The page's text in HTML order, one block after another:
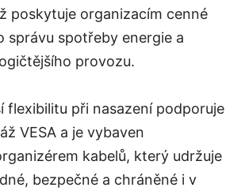
poskytuje organizacím cenné
správu spotřeby energie a
provozu.
flexibilitu při nasazení podporuje
VESA a je vybaven
kabelů, který udržuje
bezpečné a chráněné i v